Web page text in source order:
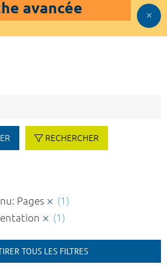
avancée
RECHERCHER
Pages
(1)
(1)
TOUS LES FILTRES